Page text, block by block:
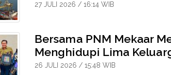
27 JULI 2026 / 16:14 WIB
Bersama PNM Mekaar
Menghidupi Lima
26 JULI 2026 / 15:48 WIB